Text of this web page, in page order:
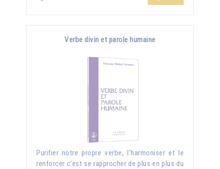
Verbe divin et parole humaine
Purifier notre propre verbe, l'harmoniser et le
renforcer c'est se rapprocher de plus en plus du